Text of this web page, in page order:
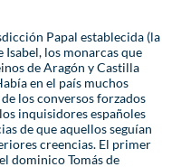
Papal establecida (la
Isabel, los monarcas que
de Aragón y Castilla
en el país muchos
los conversos forzados
inquisidores españoles
de que aquellos seguían
creencias. El primer
dominico Tomás de